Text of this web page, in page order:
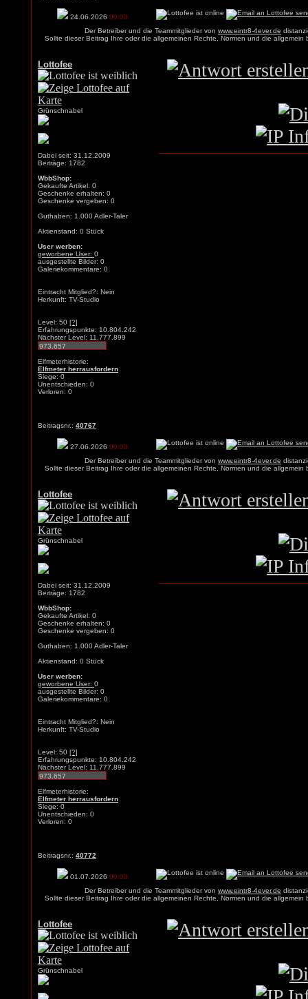
24.06.2026 00:00
Der Betreiber und die Teammitglieder von www.eintr8-4ever.de
Sollte dieser Beitrag Ihre oder die allgemeinen Rechte, Normen und die
Lottofee
Grünschnabel
Dabei seit: 31.12.2009
Beiträge: 1782
WbbShop:
Gekaufte Artikel: 0
Geschenke erhalten: 0
Geschenke vergeben: 0
Guthaben: 1.000 Adler-Taler
Aktienstand: 0 Stück
User werben:
geworbene User: 0
ausgestellte Bilder: 0
Galeriekommentare: 0
Eintracht Mitglied?: Nein
Herkunft: TV-Studio
Level: 50 [?]
Erfahrungspunkte: 10.804.242
Nächster Level: 11.777.899
Elfmeterhistorie:
Elfmeter herrausfordern
Siege: 0
Unentschieden: 0
Verloren: 0
Beitragsnr.: 40767
27.06.2026 00:00
Der Betreiber und die Teammitglieder von www.eintr8-4ever.de
Sollte dieser Beitrag Ihre oder die allgemeinen Rechte, Normen und die
Lottofee
Grünschnabel
Dabei seit: 31.12.2009
Beiträge: 1782
WbbShop:
Gekaufte Artikel: 0
Geschenke erhalten: 0
Geschenke vergeben: 0
Guthaben: 1.000 Adler-Taler
Aktienstand: 0 Stück
User werben:
geworbene User: 0
ausgestellte Bilder: 0
Galeriekommentare: 0
Eintracht Mitglied?: Nein
Herkunft: TV-Studio
Level: 50 [?]
Erfahrungspunkte: 10.804.242
Nächster Level: 11.777.899
Elfmeterhistorie:
Elfmeter herrausfordern
Siege: 0
Unentschieden: 0
Verloren: 0
Beitragsnr.: 40772
01.07.2026 00:00
Der Betreiber und die Teammitglieder von www.eintr8-4ever.de
Sollte dieser Beitrag Ihre oder die allgemeinen Rechte, Normen und die
Lottofee
Grünschnabel